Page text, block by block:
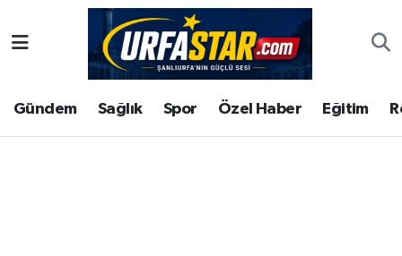
Gündem Sağlık Spor Özel Haber Eğitim
ASAYİS
ÇEVRE
Şanlıurfa Nöbetçi Eczaneler
Şanlıurfa Hava Durumu